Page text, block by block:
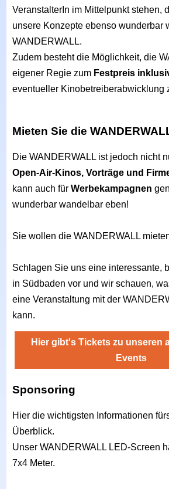
VeranstalterIn im Mittelpunkt stehen,
unsere Konzepte ebenso wunderbar
WANDERWALL.
Zudem besteht die Möglichkeit, die
eigener Regie zum Festpreis
eventueller Kinobetreiberabwicklung
Mieten Sie die
Die WANDERWALL ist jedoch nicht
Open-Air-Kinos, Vorträge und
kann auch fürWerbekampagnen
wunderbar wandelbar eben!
Sie wollen die WANDERWALL
Schlagen Sie uns eine interessante,
in Südbaden vor und wir schauen,
eine Veranstaltung mit der
kann.
Hier gibt's Tickets zu unseren
Events
Sponsoring
Hier die wichtigsten Informationen
Überblick.
Unser WANDERWALL LED-Screen
7x4 Meter.